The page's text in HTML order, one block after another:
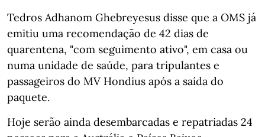
Tedros Adhanom Ghebreyesus disse que a OMS já
emitiu uma recomendação de 42 dias de
quarentena, "com seguimento ativo", em casa ou
numa unidade de saúde, para tripulantes e
passageiros do MV Hondius após a saída do
paquete.
Hoje serão ainda desembarcadas e repatriadas 24